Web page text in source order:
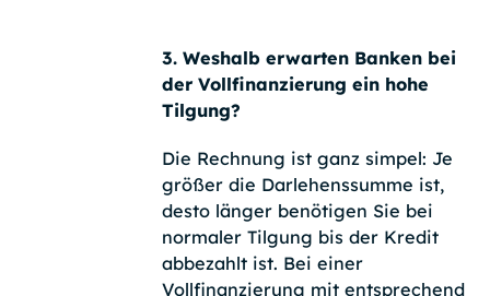
3. Weshalb erwarten Banken bei
der Vollfinanzierung ein hohe
Tilgung?
Die Rechnung ist ganz simpel: Je
größer die Darlehenssumme ist,
desto länger benötigen Sie bei
normaler Tilgung bis der Kredit
abbezahlt ist. Bei einer
Vollfinanzierung mit entsprechend